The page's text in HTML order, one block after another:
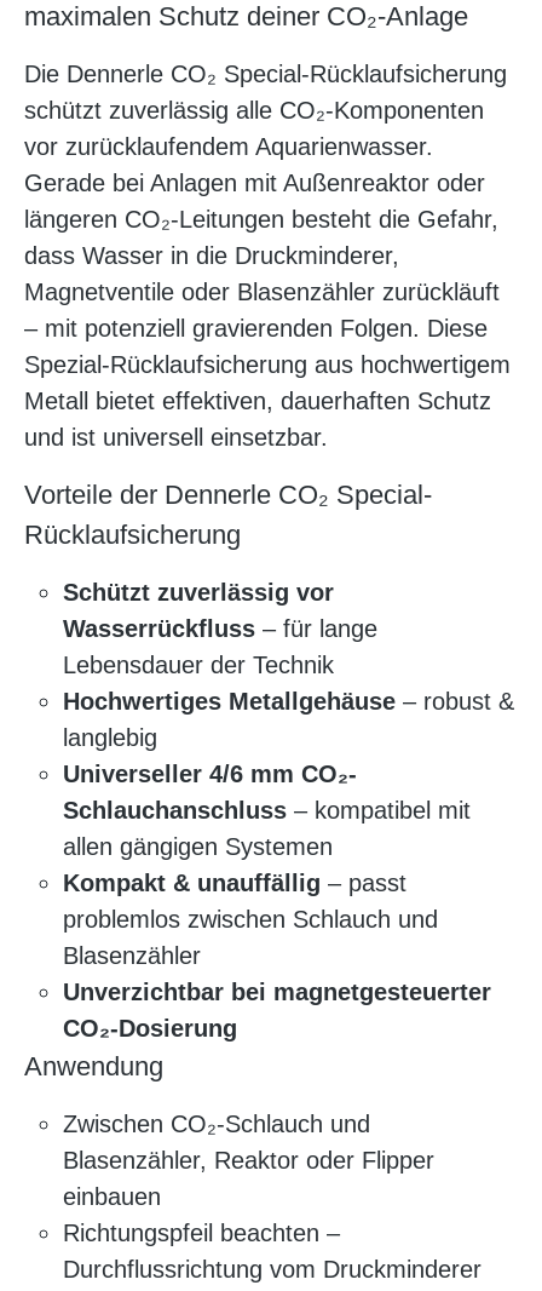
maximalen Schutz deiner CO₂-Anlage
Die Dennerle CO₂ Special-Rücklaufsicherung
schützt zuverlässig alle CO₂-Komponenten
vor zurücklaufendem Aquarienwasser.
Gerade bei Anlagen mit Außenreaktor oder
längeren CO₂-Leitungen besteht die Gefahr,
dass Wasser in die Druckminderer,
Magnetventile oder Blasenzähler zurückläuft
– mit potenziell gravierenden Folgen. Diese
Spezial-Rücklaufsicherung aus hochwertigem
Metall bietet effektiven, dauerhaften Schutz
und ist universell einsetzbar.
Vorteile der Dennerle CO₂ Special-
Rücklaufsicherung
Schützt zuverlässig vor
Wasserrückfluss – für lange
Lebensdauer der Technik
Hochwertiges Metallgehäuse – robust &
langlebig
Universeller 4/6 mm CO₂-
Schlauchanschluss – kompatibel mit
allen gängigen Systemen
Kompakt & unauffällig – passt
problemlos zwischen Schlauch und
Blasenzähler
Unverzichtbar bei magnetgesteuerter
CO₂-Dosierung
Anwendung
Zwischen CO₂-Schlauch und
Blasenzähler, Reaktor oder Flipper
einbauen
Richtungspfeil beachten –
Durchflussrichtung vom Druckminderer